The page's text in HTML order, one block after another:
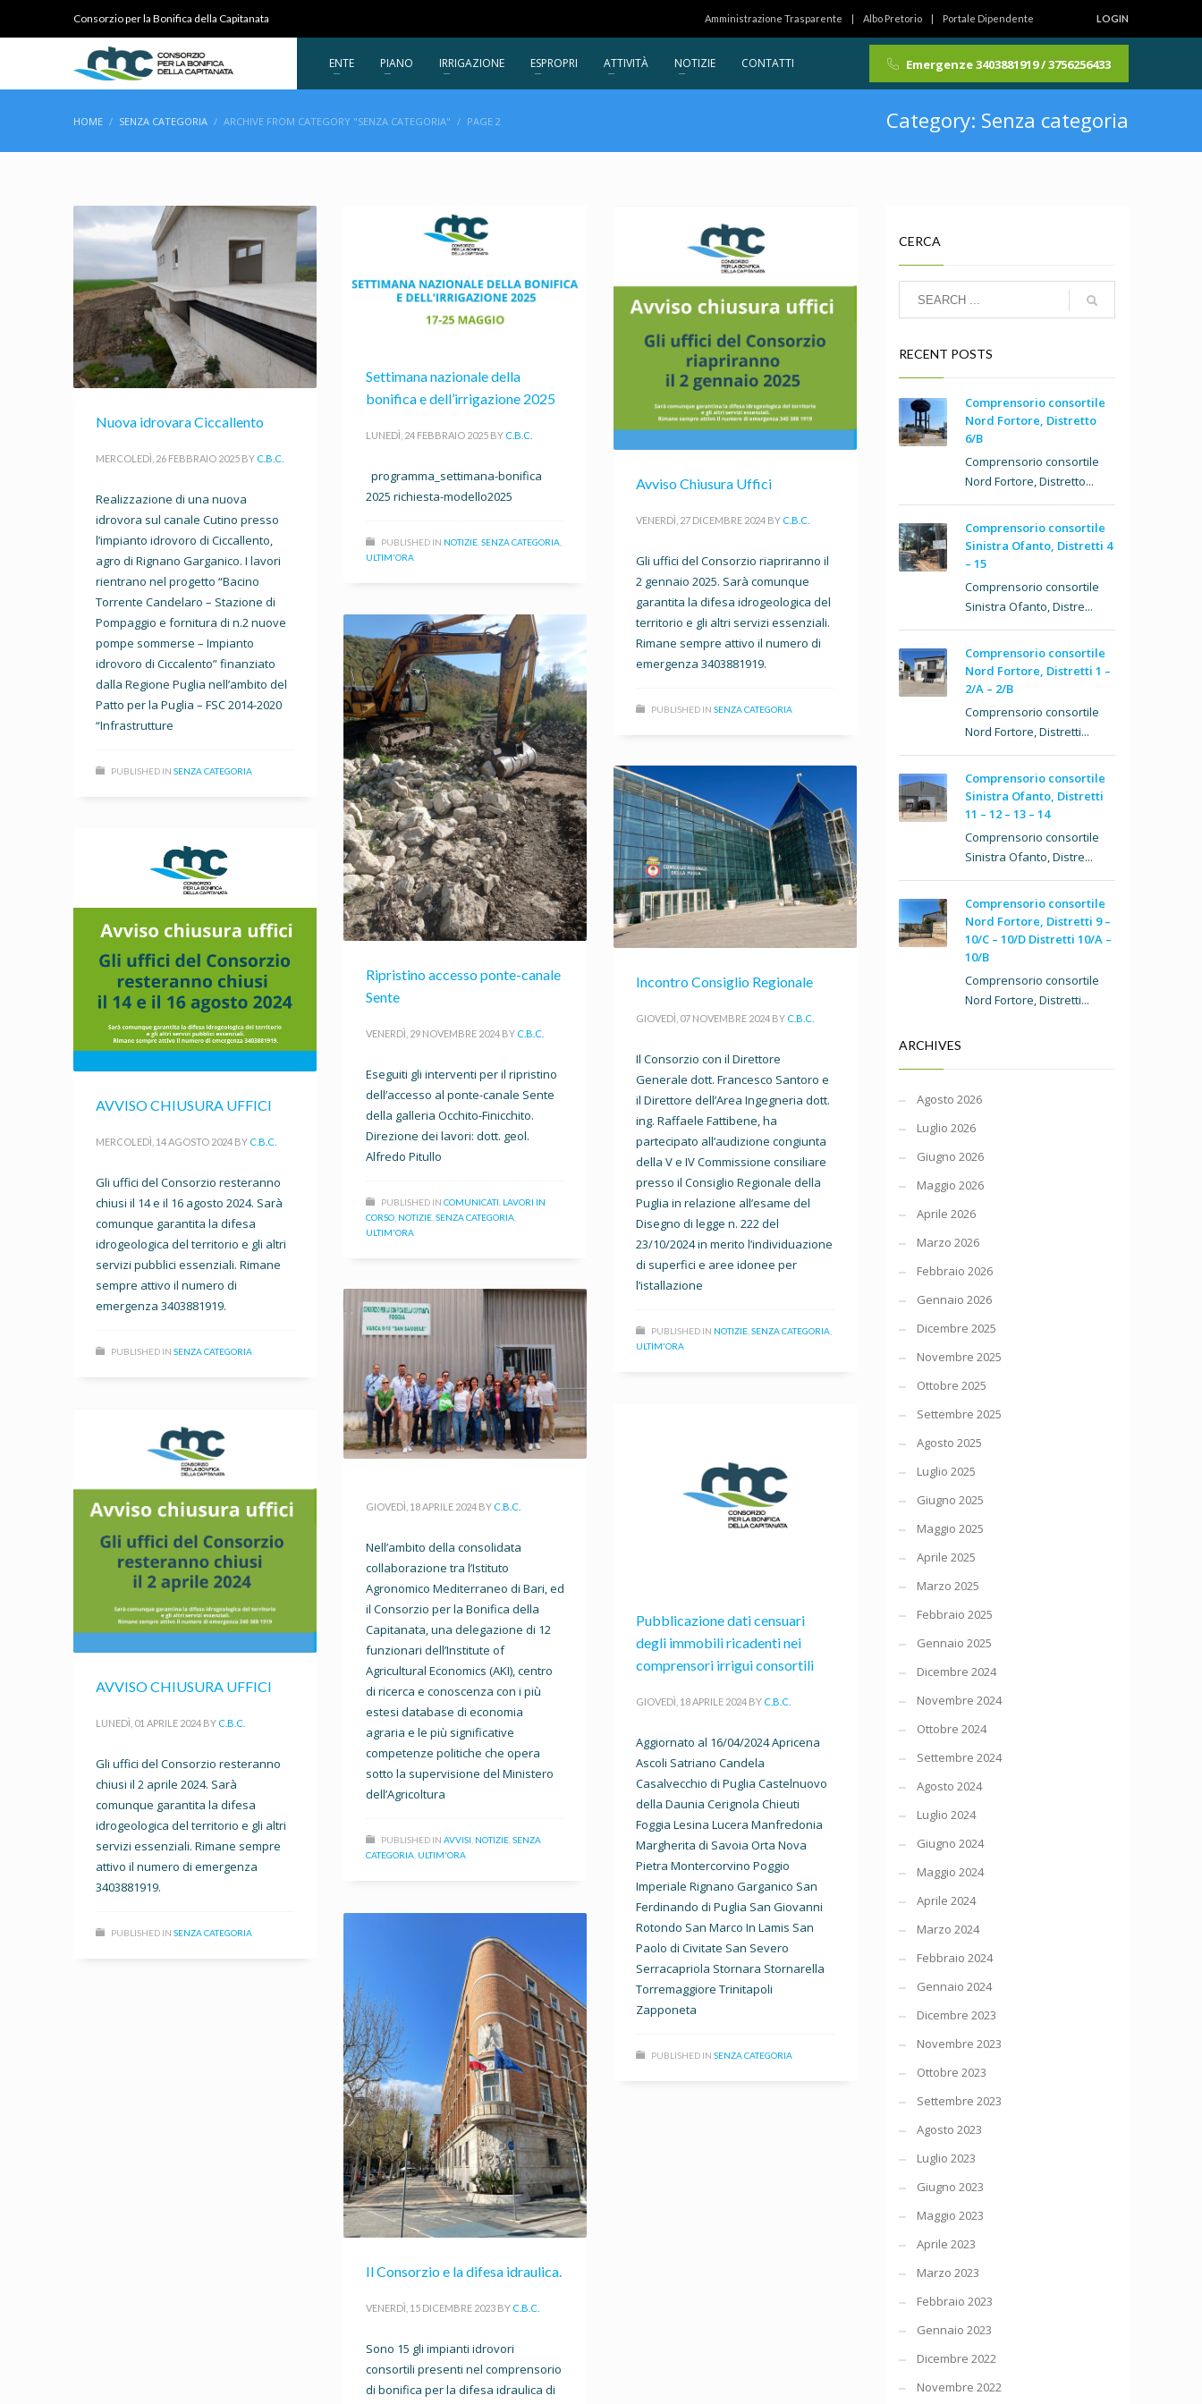
Consorzio per la Bonifica della Capitanata Amministrazione Trasparente Albo Pretorio Portale Dipendente LOGIN
ENTE PIANO IRRIGAZIONE ESPROPRI ATTIVITÀ NOTIZIE CONTATTI Emergenze 3403881919 / 3756256433
HOME SENZA CATEGORIA ARCHIVE FROM CATEGORY "SENZA CATEGORIA" PAGE 2 Category: Senza categoria
Nuova idrovara Ciccallento
MERCOLEDÌ, 26 FEBBRAIO 2025 BY C.B.C.
Realizzazione di una nuova
idrovora sul canale Cutino presso
l’impianto idrovoro di Ciccallento,
agro di Rignano Garganico. I lavori
rientrano nel progetto “Bacino
Torrente Candelaro – Stazione di
Pompaggio e fornitura di n.2 nuove
pompe sommerse – Impianto
idrovoro di Ciccalento” finanziato
dalla Regione Puglia nell’ambito del
Patto per la Puglia – FSC 2014-2020
“Infrastrutture
PUBLISHED IN SENZA CATEGORIA
Settimana nazionale della
bonifica e dell’irrigazione 2025
LUNEDÌ, 24 FEBBRAIO 2025 BY C.B.C.
programma_settimana-bonifica
2025 richiesta-modello2025
PUBLISHED IN NOTIZIE SENZA CATEGORIA
ULTIM'ORA
Avviso Chiusura Uffici
VENERDÌ, 27 DICEMBRE 2024 BY C.B.C.
Gli uffici del Consorzio riapriranno il
2 gennaio 2025. Sarà comunque
garantita la difesa idrogeologica del
territorio e gli altri servizi essenziali.
Rimane sempre attivo il numero di
emergenza 3403881919.
PUBLISHED IN SENZA CATEGORIA
Ripristino accesso ponte-canale
Sente
VENERDÌ, 29 NOVEMBRE 2024 BY C.B.C.
Eseguiti gli interventi per il ripristino
dell’accesso al ponte-canale Sente
della galleria Occhito-Finicchito.
Direzione dei lavori: dott. geol.
Alfredo Pitullo
PUBLISHED IN COMUNICATI LAVORI IN
CORSO NOTIZIE SENZA CATEGORIA
ULTIM'ORA
Incontro Consiglio Regionale
GIOVEDÌ, 07 NOVEMBRE 2024 BY C.B.C.
Il Consorzio con il Direttore
Generale dott. Francesco Santoro e
il Direttore dell’Area Ingegneria dott.
ing. Raffaele Fattibene, ha
partecipato all’audizione congiunta
della V e IV Commissione consiliare
presso il Consiglio Regionale della
Puglia in relazione all’esame del
Disegno di legge n. 222 del
23/10/2024 in merito l’individuazione
di superfici e aree idonee per
l’istallazione
PUBLISHED IN NOTIZIE,SENZA CATEGORIA,
ULTIM'ORA
AVVISO CHIUSURA UFFICI
MERCOLEDÌ, 14 AGOSTO 2024 BY C.B.C.
Gli uffici del Consorzio resteranno
chiusi il 14 e il 16 agosto 2024. Sarà
comunque garantita la difesa
idrogeologica del territorio e gli altri
servizi pubblici essenziali. Rimane
sempre attivo il numero di
emergenza 3403881919.
PUBLISHED IN SENZA CATEGORIA
GIOVEDÌ, 18 APRILE 2024 BY C.B.C.
Nell’ambito della consolidata
collaborazione tra l’Istituto
Agronomico Mediterraneo di Bari, ed
il Consorzio per la Bonifica della
Capitanata, una delegazione di 12
funzionari dell’Institute of
Agricultural Economics (AKI), centro
di ricerca e conoscenza con i più
estesi database di economia
agraria e le più significative
competenze politiche che opera
sotto la supervisione del Ministero
dell’Agricoltura
PUBLISHED IN AVVISI NOTIZIE SENZA
CATEGORIA ULTIM'ORA
Pubblicazione dati censuari
degli immobili ricadenti nei
comprensori irrigui consortili
GIOVEDÌ, 18 APRILE 2024 BY C.B.C.
Aggiornato al 16/04/2024 Apricena
Ascoli Satriano Candela
Casalvecchio di Puglia Castelnuovo
della Daunia Cerignola Chieuti
Foggia Lesina Lucera Manfredonia
Margherita di Savoia Orta Nova
Pietra Montercorvino Poggio
Imperiale Rignano Garganico San
Ferdinando di Puglia San Giovanni
Rotondo San Marco In Lamis San
Paolo di Civitate San Severo
Serracapriola Stornara Stornarella
Torremaggiore Trinitapoli
Zapponeta
PUBLISHED IN SENZA CATEGORIA
AVVISO CHIUSURA UFFICI
LUNEDÌ, 01 APRILE 2024 BY C.B.C.
Gli uffici del Consorzio resteranno
chiusi il 2 aprile 2024. Sarà
comunque garantita la difesa
idrogeologica del territorio e gli altri
servizi essenziali. Rimane sempre
attivo il numero di emergenza
3403881919.
PUBLISHED IN SENZA CATEGORIA
Il Consorzio e la difesa idraulica.
VENERDÌ, 15 DICEMBRE 2023 BY C.B.C.
Sono 15 gli impianti idrovori
consortili presenti nel comprensorio
di bonifica per la difesa idraulica di
CERCA
RECENT POSTS
Comprensorio consortile
Nord Fortore, Distretto
6/B
Comprensorio consortile
Nord Fortore, Distretto...
Comprensorio consortile
Sinistra Ofanto, Distretti 4
– 15
Comprensorio consortile
Sinistra Ofanto, Distre...
Comprensorio consortile
Nord Fortore, Distretti 1 –
2/A – 2/B
Comprensorio consortile
Nord Fortore, Distretti...
Comprensorio consortile
Sinistra Ofanto, Distretti
11 – 12 – 13 – 14
Comprensorio consortile
Sinistra Ofanto, Distre...
Comprensorio consortile
Nord Fortore, Distretti 9 –
10/C – 10/D Distretti 10/A –
10/B
Comprensorio consortile
Nord Fortore, Distretti...
ARCHIVES
Agosto 2026
Luglio 2026
Giugno 2026
Maggio 2026
Aprile 2026
Marzo 2026
Febbraio 2026
Gennaio 2026
Dicembre 2025
Novembre 2025
Ottobre 2025
Settembre 2025
Agosto 2025
Luglio 2025
Giugno 2025
Maggio 2025
Aprile 2025
Marzo 2025
Febbraio 2025
Gennaio 2025
Dicembre 2024
Novembre 2024
Ottobre 2024
Settembre 2024
Agosto 2024
Luglio 2024
Giugno 2024
Maggio 2024
Aprile 2024
Marzo 2024
Febbraio 2024
Gennaio 2024
Dicembre 2023
Novembre 2023
Ottobre 2023
Settembre 2023
Agosto 2023
Luglio 2023
Giugno 2023
Maggio 2023
Aprile 2023
Marzo 2023
Febbraio 2023
Gennaio 2023
Dicembre 2022
Novembre 2022